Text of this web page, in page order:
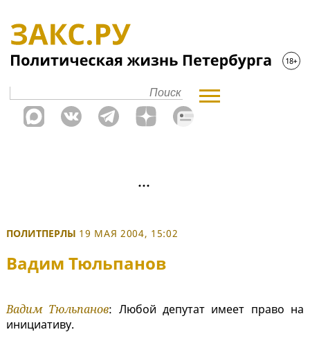
ПОЛИТПЕРЛЫ 19 МАЯ 2004, 15:02
Вадим Тюльпанов
Вадим Тюльпанов: Любой депутат имеет право на
инициативу.